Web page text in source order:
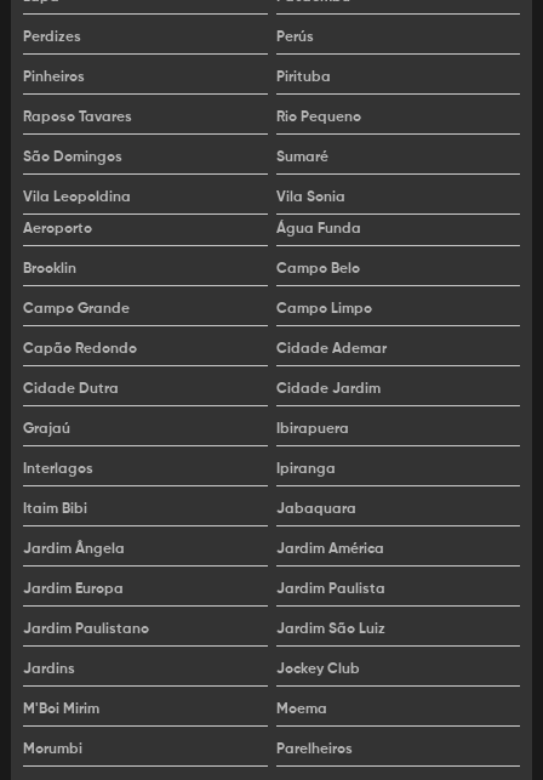
Aluguel de plataforma de elevação
Aluguel de plataforma elevatória
Aluguel de plataforma elevatória articulada
Aluguel de plataforma elevatória preço
Aluguel de plataforma pantográfica
Aluguel de plataforma para construção
Aluguel de plataforma para galpão
Aluguel de plataforma para industria
Aluguel de plataforma para limpeza de fachada
Aluguel de plataforma para manutenção
Aluguel de plataforma para obra
Aluguel de plataforma para pintura
Aluguel de plataforma tesoura
Aluguel de PTA
Perdizes Perús
Pinheiros Pirituba
Raposo Tavares Rio Pequeno
São Domingos Sumaré
Vila Leopoldina Vila Sonia
Aeroporto Água Funda
Brooklin Campo Belo
Campo Grande Campo Limpo
Capão Redondo Cidade Ademar
Cidade Dutra Cidade Jardim
Grajaú Ibirapuera
Interlagos Ipiranga
Itaim Bibi Jabaquara
Jardim Ângela Jardim América
Jardim Europa Jardim Paulista
Jardim Paulistano Jardim São Luiz
Jardins Jockey Club
M'Boi Mirim Moema
Morumbi Parelheiros